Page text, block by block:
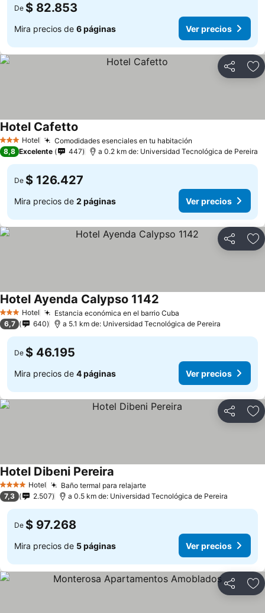
De $ 82.853
Mira precios de 6 páginas Ver precios
Compartir
3 Estrellas
Hotel Comodidades esenciales en tu habitación
Hotel Cafetto
8,8 Excelente 447 a 0.2 km de: Universidad Tecnológica de Pereira
De $ 126.427
Mira precios de 2 páginas Ver precios
Compartir
3 Estrellas
Hotel Estancia económica en el barrio Cuba
Hotel Ayenda Calypso 1142
6,7 640 a 5.1 km de: Universidad Tecnológica de Pereira
De $ 46.195
Mira precios de 4 páginas Ver precios
Compartir
4 EstrellasHotel Baño termal para relajarte
Hotel Dibeni Pereira
7,3 2.507 a 0.5 km de: Universidad Tecnológica de Pereira
De $ 97.268
Mira precios de 5 páginas Ver precios
Compartir